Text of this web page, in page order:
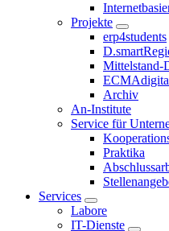
Projekte
erp4students
Mittelstand-
Archiv
An-Institute
Service für
Praktika
Services
Labore
IT-Dienste